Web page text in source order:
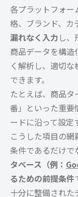
各プラットフォ
格、ブランド、カ
漏れなく入力 し、
商品データを構造
く解析し、適切
できます。
たとえば、商品
番」といった重要
ードに沿って設定
こうした項目の
条件であるだけで
タベース（例：
るための前提条件
十分に整備された